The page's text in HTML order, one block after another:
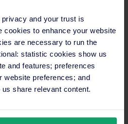
and your trust is
cookies to enhance your website
are necessary to run the
statistic cookies show us
and features; preferences
website preferences; and
share relevant content.